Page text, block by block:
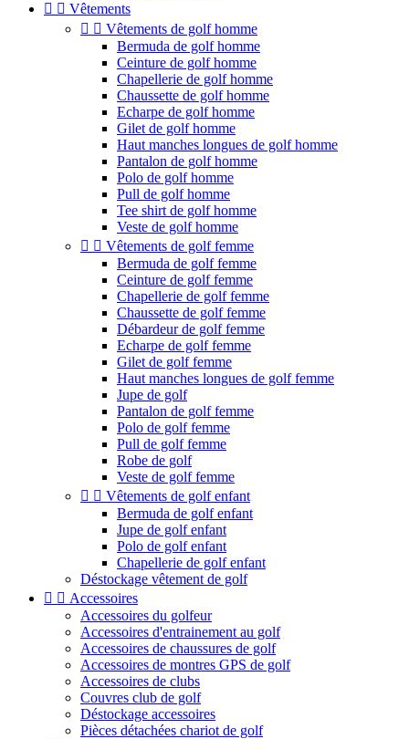
  Vêtements
  Vêtements de golf homme
Bermuda de golf homme
Ceinture de golf homme
Chapellerie de golf homme
Chaussette de golf homme
Echarpe de golf homme
Gilet de golf homme
Haut manches longues de golf homme
Pantalon de golf homme
Polo de golf homme
Pull de golf homme
Tee shirt de golf homme
Veste de golf homme
  Vêtements de golf femme
Bermuda de golf femme
Ceinture de golf femme
Chapellerie de golf femme
Chaussette de golf femme
Débardeur de golf femme
Echarpe de golf femme
Gilet de golf femme
Haut manches longues de golf femme
Jupe de golf
Pantalon de golf femme
Polo de golf femme
Pull de golf femme
Robe de golf
Veste de golf femme
  Vêtements de golf enfant
Bermuda de golf enfant
Jupe de golf enfant
Polo de golf enfant
Chapellerie de golf enfant
Déstockage vêtement de golf
  Accessoires
Accessoires du golfeur
Accessoires d'entrainement au golf
Accessoires de chaussures de golf
Accessoires de montres GPS de golf
Accessoires de clubs
Couvres club de golf
Déstockage accessoires
Pièces détachées chariot de golf